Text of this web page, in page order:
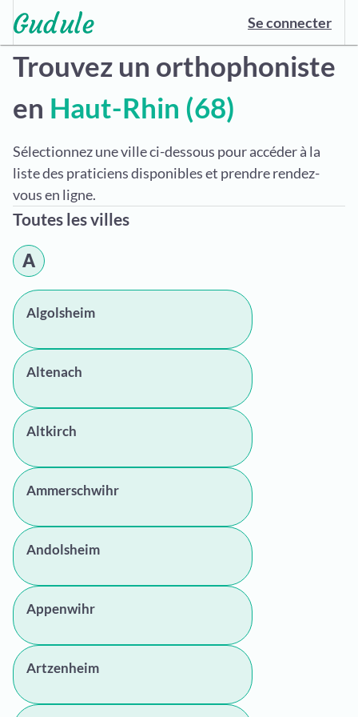
Se connecter
Trouvez un orthophoniste
en Haut-Rhin (68)
Sélectionnez une ville ci-dessous pour accéder à la
liste des praticiens disponibles et prendre rendez-
vous en ligne.
Toutes les villes
A
Algolsheim
Altenach
Altkirch
Ammerschwihr
Andolsheim
Appenwihr
Artzenheim